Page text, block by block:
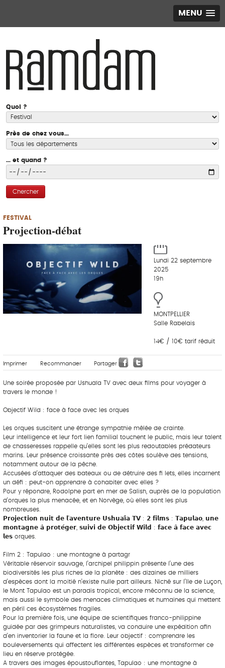
MENU
Quoi ?
Près de chez vous...
... et quand ?
Chercher
FESTIVAL
Projection-débat
Lundi 22 septembre
2025
19h
MONTPELLIER
Salle Rabelais
14€ / 10€ tarif réduit
Imprimer Recommander Partager
Une soirée proposée par Ushuaïa TV avec deux films pour voyager à
travers le monde !
Objectif Wild : face à face avec les orques
Les orques suscitent une étrange sympathie mêlée de crainte.
Leur intelligence et leur fort lien familial touchent le public, mais leur talent
de chasseresses rappelle qu’elles sont les plus redoutables prédateurs
marins. Leur présence croissante près des côtes soulève des tensions,
notamment autour de la pêche.
Accusées d’attaquer des bateaux ou de détruire des fi lets, elles incarnent
un défi : peut-on apprendre à cohabiter avec elles ?
Pour y répondre, Rodolphe part en mer de Salish, auprès de la population
d’orques la plus menacée, et en Norvège, où elles sont les plus
nombreuses.
𝗣𝗿𝗼𝗷𝗲𝗰𝘁𝗶𝗼𝗻 𝗻𝘂𝗶𝘁 𝗱𝗲 𝗹’𝗮𝘃𝗲𝗻𝘁𝘂𝗿𝗲 𝗨𝘀𝗵𝘂𝗮𝗶̈𝗮 𝗧𝗩 : 𝟮 𝗳𝗶𝗹𝗺𝘀 : 𝗧𝗮𝗽𝘂𝗹𝗮𝗼, 𝘂𝗻𝗲
𝗺𝗼𝗻𝘁𝗮𝗴𝗻𝗲 𝗮̀ 𝗽𝗿𝗼𝘁𝗲́𝗴𝗲𝗿, 𝘀𝘂𝗶𝘃𝗶 𝗱𝗲 𝗢𝗯𝗷𝗲𝗰𝘁𝗶𝗳 𝗪𝗶𝗹𝗱 : 𝗳𝗮𝗰𝗲 𝗮̀ 𝗳𝗮𝗰𝗲 𝗮𝘃𝗲𝗰
𝗹𝗲𝘀 orques.
Film 2 : Tapulao : une montagne à partagr
Véritable réservoir sauvage, l’archipel philippin présente l’une des
biodiversités les plus riches de la planète : des dizaines de milliers
d’espèces dont la moitié n’existe nulle part ailleurs. Niché sur l’Ile de Luçon,
le Mont Tapulao est un paradis tropical, encore méconnu de la science,
mais aussi le symbole des menaces climatiques et humaines qui mettent
en péril ces écosystèmes fragiles.
Pour la première fois, une équipe de scientifiques franco-philippine
guidée par des grimpeurs naturalistes, va conduire une expédition afin
d’en inventorier la faune et la flore. Leur objectif : comprendre les
bouleversements qui affectent les différentes espèces et transformer ce
lieu en réserve protégée.
A travers des images époustouflantes, Tapulao : une montagne à